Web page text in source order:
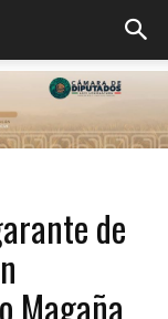
de
Magaña